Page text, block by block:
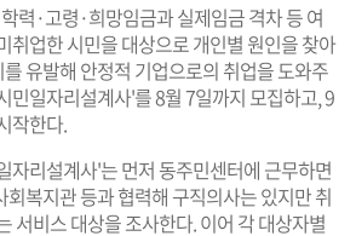
력·고령·희망임금과 실제임금 격차 등 여
취업한 시민을 대상으로 개인별 원인을 찾아
유발해 안정적 기업으로의 취업을 도와주
민일자리설계사'를 8월 7일까지 모집하고, 9
작한다.
자리설계사'는 먼저 동주민센터에 근무하면
회복지관 등과 협력해 구직의사는 있지만 취
서비스 대상을 조사한다. 이어 각 대상자별